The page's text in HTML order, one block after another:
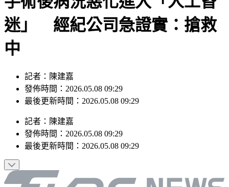
手術後病況惡化進入「人工昏
迷」 經紀公司急證實：搶救
中
記者：陳建嘉
發佈時間：2026.05.08 09:29
記者：陳建嘉
發佈時間：2026.05.08 09:29